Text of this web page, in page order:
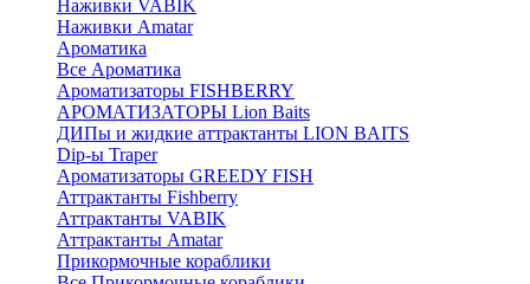
Наживки VABIK
Наживки Amatar
Ароматика
Все Ароматика
Ароматизаторы FISHBERRY
АРОМАТИЗАТОРЫ Lion Baits
ДИПы и жидкие аттрактанты LION BAITS
Dip-ы Traper
Ароматизаторы GREEDY FISH
Аттрактанты Fishberry
Аттрактанты VABIK
Аттрактанты Amatar
Прикормочные кораблики